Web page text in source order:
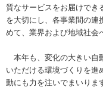
質なサービスをお届けでき
を大切にし、各事業間の連
めて、業界および地域社会
本年も、変化の大きい自
いただける環境づくりを進
動にも力を注いでまいりま